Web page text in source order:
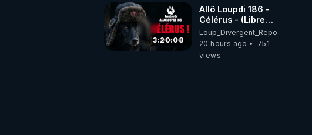
Haies
3:20:08
Allô Loupdi 186 -
Célérus - (Libre
Antenne) - Loup
Divergent
2026.08.06
Loup_Divergent_Reposts
20 hours ago
751
views